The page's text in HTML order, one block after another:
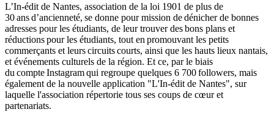
L’In-édit de Nantes, association de la loi 1901 de plus de
30 ans d’ancienneté, se donne pour mission de dénicher de bonnes
adresses pour les étudiants, de leur trouver des bons plans et
réductions pour les étudiants, tout en promouvant les petits
commerçants et leurs circuits courts, ainsi que les hauts lieux nantais,
et événements culturels de la région. Et ce, par le biais
du compte Instagram qui regroupe quelques 6 700 followers, mais
également de la nouvelle application "L'In-édit de Nantes", sur
laquelle l'association répertorie tous ses coups de cœur et
partenariats.